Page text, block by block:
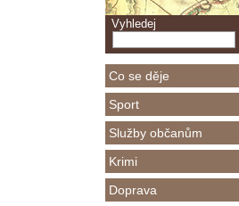
Vyhledej
Co se děje
Sport
Služby občanům
Krimi
Doprava